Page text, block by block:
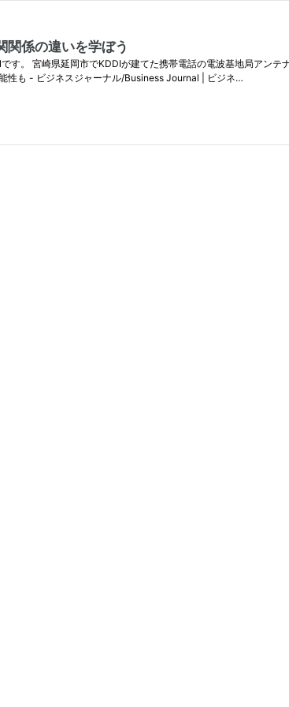
関係の違いを学ぼう
す。 宮崎県延岡市でKDDIが建てた携帯電話の電波基地局アン
性も - ビジネスジャーナル/Business Journal | ビジネ…